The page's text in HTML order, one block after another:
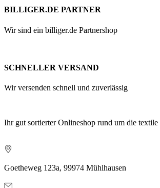
BILLIGER.DE PARTNER
Wir sind ein billiger.de Partnershop
SCHNELLER VERSAND
Wir versenden schnell und zuverlässig
Ihr gut sortierter Onlineshop rund um die textile
Goetheweg 123a, 99974 Mühlhausen